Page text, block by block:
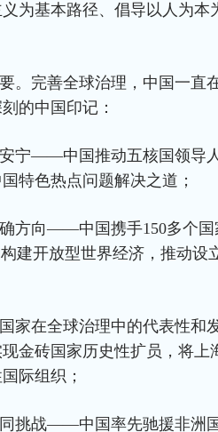
为基本路径、倡导以人为本
。完善全球治理，中国一直
的中国印记：
宁——中国推动五核国领导
特色热点问题解决之道；
方向——中国携手150多个国
建开放型世界经济，推动设
家在全球治理中的代表性
金砖国家历史性扩员，将上
际组织；
挑战——中国率先驰援非洲